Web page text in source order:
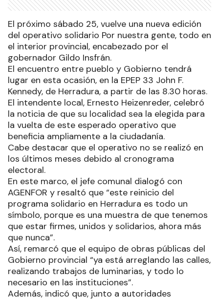
El próximo sábado 25, vuelve una nueva edición
del operativo solidario Por nuestra gente, todo en
el interior provincial, encabezado por el
gobernador Gildo Insfrán.
El encuentro entre pueblo y Gobierno tendrá
lugar en esta ocasión, en la EPEP 33 John F.
Kennedy, de Herradura, a partir de las 8.30 horas.
El intendente local, Ernesto Heizenreder, celebró
la noticia de que su localidad sea la elegida para
la vuelta de este esperado operativo que
beneficia ampliamente a la ciudadanía.
Cabe destacar que el operativo no se realizó en
los últimos meses debido al cronograma
electoral.
En este marco, el jefe comunal dialogó con
AGENFOR y resaltó que “este reinicio del
programa solidario en Herradura es todo un
símbolo, porque es una muestra de que tenemos
que estar firmes, unidos y solidarios, ahora más
que nunca”.
Así, remarcó que el equipo de obras públicas del
Gobierno provincial “ya está arreglando las calles,
realizando trabajos de luminarias, y todo lo
necesario en las instituciones”.
Además, indicó que, junto a autoridades